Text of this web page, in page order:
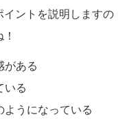
ントを説明しますの
がある
いる
ようになっている